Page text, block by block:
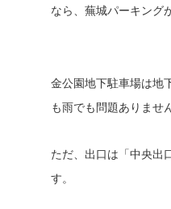
なら、蕪城パーキング
金公園地下駐車場は地
も雨でも問題ありませ
ただ、出口は「中央出
す。